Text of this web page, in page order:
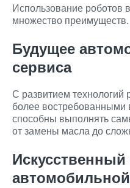
Использование роботов
множество
Будущее
сервиса
С развитием технологий
более востребованными
способны выполнять
от замены масла до
Искусственный